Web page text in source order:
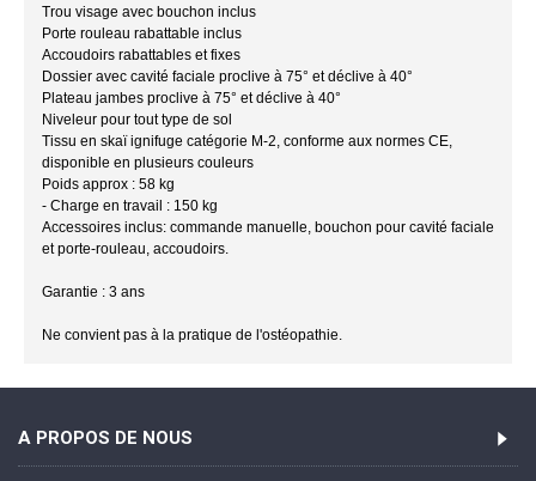
Trou visage avec bouchon inclus
Porte rouleau rabattable inclus
Accoudoirs rabattables et fixes
Dossier avec cavité faciale proclive à 75° et déclive à 40°
Plateau jambes proclive à 75° et déclive à 40°
Niveleur pour tout type de sol
Tissu en skaï ignifuge catégorie M-2, conforme aux normes CE,
disponible en plusieurs couleurs
Poids approx : 58 kg
- Charge en travail : 150 kg
Accessoires inclus: commande manuelle, bouchon pour cavité faciale
et porte-rouleau, accoudoirs.
Garantie : 3 ans
Ne convient pas à la pratique de l'ostéopathie.
A PROPOS DE NOUS